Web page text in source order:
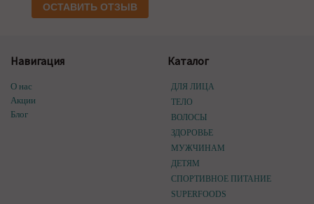
ОСТАВИТЬ ОТЗЫВ
Навигация
О нас
Акции
Блог
Каталог
ДЛЯ ЛИЦА
ТЕЛО
ВОЛОСЫ
ЗДОРОВЬЕ
МУЖЧИНАМ
ДЕТЯМ
СПОРТИВНОЕ ПИТАНИЕ
SUPERFOODS